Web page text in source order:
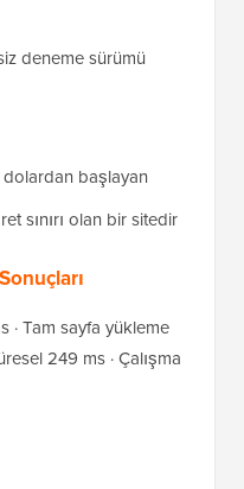
deneme sürümü
başlayan
sınırı olan bir sitedir
· Tam sayfa yükleme
249 ms · Çalışma